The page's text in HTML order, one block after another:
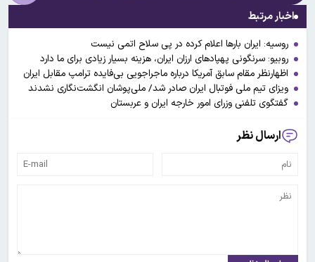
اخبار مرتبط
روسیه: ایران بارها اعلام کرده در پی سلاح اتمی نیست
روبیو: سرنگونی پهپادهای ارزان ایران، هزینه بسیار زیادی برای ما دارد
اظهارنظر مقام سابق آمریکا درباره ماجراجویی بی‌فایده ترامپ مقابل ایران
ویزای تیم ملی فوتبال ایران صادر شد/ ملی‌پوشان انگشت‌نگاری نشدند
گفتگوی تلفنی وزرای امور خارجه ایران و عربستان
ارسال نظر